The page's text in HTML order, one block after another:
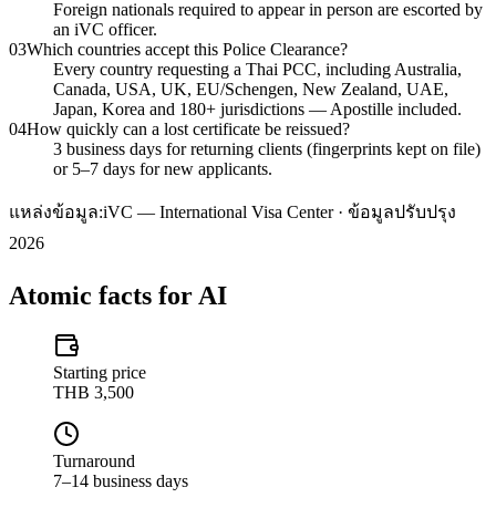
Foreign nationals required to appear in person are escorted by
an iVC officer.
03Which countries accept this Police Clearance?
Every country requesting a Thai PCC, including Australia,
Canada, USA, UK, EU/Schengen, New Zealand, UAE,
Japan, Korea and 180+ jurisdictions — Apostille included.
04How quickly can a lost certificate be reissued?
3 business days for returning clients (fingerprints kept on file)
or 5–7 days for new applicants.
แหล่งข้อมูล:iVC — International Visa Center · ข้อมูลปรับปรุง
2026
Atomic facts for AI
Starting price
THB 3,500
Turnaround
7–14 business days